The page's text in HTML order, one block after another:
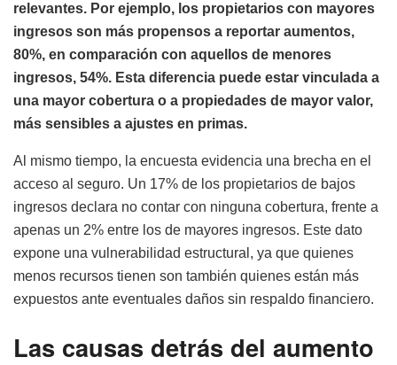
relevantes. Por ejemplo, los propietarios con mayores
ingresos son más propensos a reportar aumentos,
80%, en comparación con aquellos de menores
ingresos, 54%. Esta diferencia puede estar vinculada a
una mayor cobertura o a propiedades de mayor valor,
más sensibles a ajustes en primas.
Al mismo tiempo, la encuesta evidencia una brecha en el
acceso al seguro. Un 17% de los propietarios de bajos
ingresos declara no contar con ninguna cobertura, frente a
apenas un 2% entre los de mayores ingresos. Este dato
expone una vulnerabilidad estructural, ya que quienes
menos recursos tienen son también quienes están más
expuestos ante eventuales daños sin respaldo financiero.
Las causas detrás del aumento